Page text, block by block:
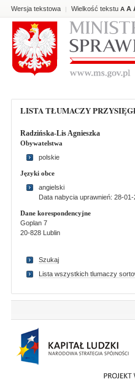
Wersja tekstowa | Wielkość tekstu A A
LISTA TŁUMACZY
Radzińska-Lis Agnieszka
Obywatelstwa
polskie
Języki obce
angielski
Data nabycia uprawnień: 28-01-
Dane korespondencyjne
Goplan 7
20-828 Lublin
Szukaj
Lista wszystkich tlumaczy